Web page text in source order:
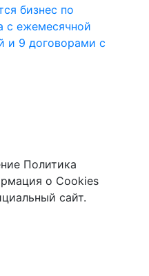
бизнес по
с ежемесячной
и 9 договорами с
Политика
о Cookies
сайт.